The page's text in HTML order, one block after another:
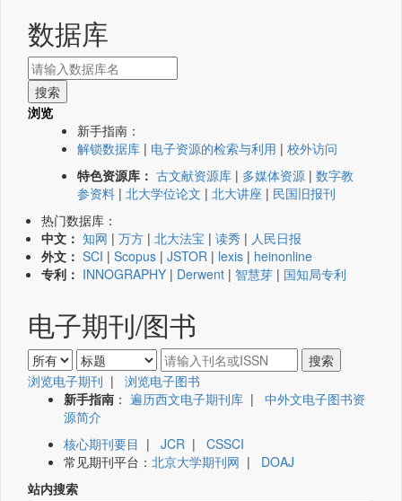
数据库
浏览
新手指南：
解锁数据库 | 电子资源的检索与利用 | 校外访问
特色资源库： 古文献资源库 | 多媒体资源 | 数字教
参资料 | 北大学位论文 | 北大讲座 | 民国旧报刊
热门数据库：
中文： 知网 | 万方 | 北大法宝 | 读秀 | 人民日报
外文： SCI | Scopus | JSTOR | lexis | heinonline
专利： INNOGRAPHY | Derwent | 智慧芽 | 国知局专利
电子期刊/图书
浏览电子期刊 | 浏览电子图书
新手指南 ： 遍历西文电子期刊库 | 中外文电子图书资
源简介
核心期刊要目 | JCR | CSSCI
常见期刊平台： 北京大学期刊网 | DOAJ
站内搜索